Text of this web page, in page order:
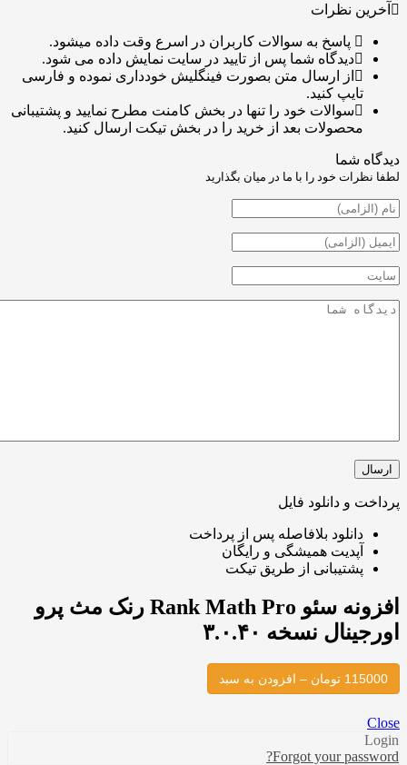
نظرات
پاسخ به سوالات کاربران در اسرع وقت داده میشود.
دیدگاه شما پس از تایید در سایت نمایش داده می شود.
از ارسال متن بصورت فینگلیش خودداری نموده و فارسی
کنید.
سوالات خود را تنها در بخش کامنت مطرح نمایید و پشتیبانی
بعد از خرید را در بخش تیکت ارسال کنید.
شما
خود را با ما در میان بگذارید
دانلود فایل
بلافاصله پس از پرداخت
همیشگی و رایگان
از طریق تیکت
افزونه سئو Rank Math Pro رنک مث پرو
نسخه ۳.۰.۴۰
Forgot your